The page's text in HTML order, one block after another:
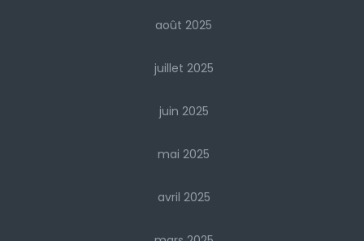
août 2025
juillet 2025
juin 2025
mai 2025
avril 2025